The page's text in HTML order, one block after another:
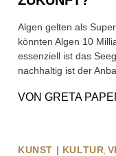
Algen gelten als
könnten Algen 10
essenziell ist das
nachhaltig ist der
VON GRETA
KUNST | KULTUR